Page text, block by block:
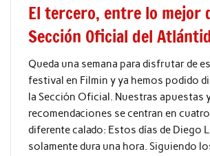
El tercero, entre lo mejor
Sección Oficial del
Queda una semana para disfrutar de
festival en Filmin y ya hemos podido
la Sección Oficial. Nuestras apuestas
recomendaciones se centran en
diferente calado: Estos días de Diego
solamente dura una hora. Siguiendo